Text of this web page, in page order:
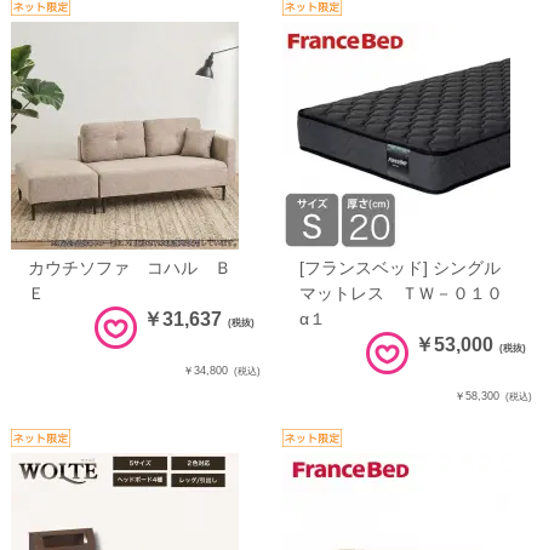
カウチソファ コハル Ｂ
Ｅ
￥31,637 (税抜)
￥34,800 (税込)
[フランスベッド] シングル
マットレス ＴＷ－０１０
α１
￥53,000 (税抜)
￥58,300 (税込)